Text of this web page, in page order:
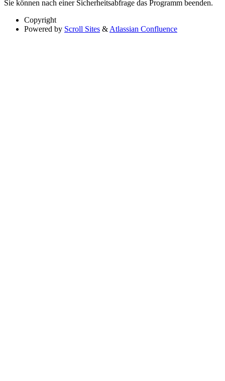
Sie können nach einer Sicherheitsabfrage das Programm beenden.
Copyright
Powered by Scroll Sites & Atlassian Confluence